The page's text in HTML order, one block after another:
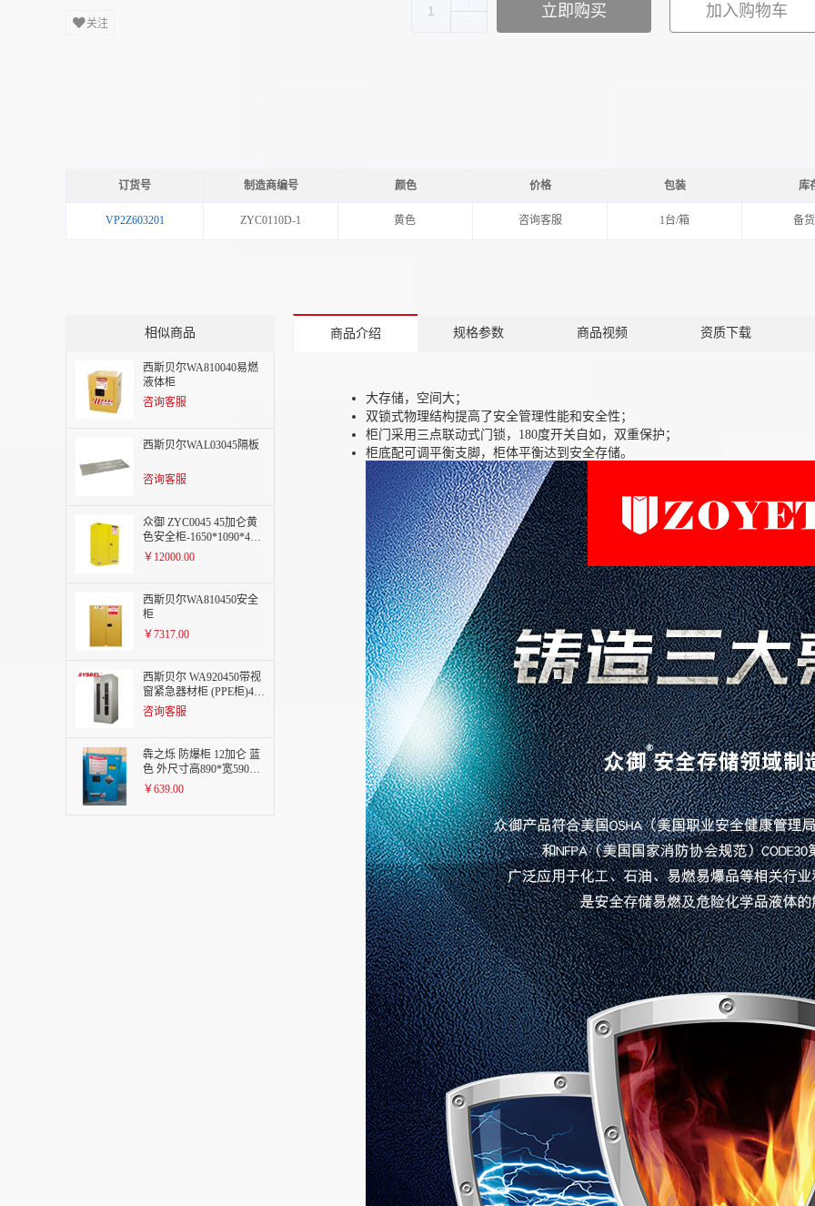
关注
立即购买 加入购物车
订货号 制造商编号 颜色 价格 包装 库
VP2Z603201 ZYC0110D-1 黄色 咨询客服 1台/箱 备
相似商品
西斯贝尔WA810040易燃
液体柜
咨询客服
西斯贝尔WAL03045隔板
咨询客服
众御 ZYC0045 45加仑黄
色安全柜-1650*1090*460
mm
￥12000.00
西斯贝尔WA810450安全
柜
￥7317.00
西斯贝尔 WA920450带视
窗紧急器材柜 (PPE柜)45
Gal
咨询客服
犇之烁 防爆柜 12加仑 蓝
色 外尺寸高890*宽590*
深460mm
￥639.00
商品介绍 规格参数 商品视频 资质下载
大存储，空间大；
双锁式物理结构提高了安全管理性能和安全性；
柜门采用三点联动式门锁，180度开关自如，双重保护；
柜底配可调平衡支脚，柜体平衡达到安全存储。